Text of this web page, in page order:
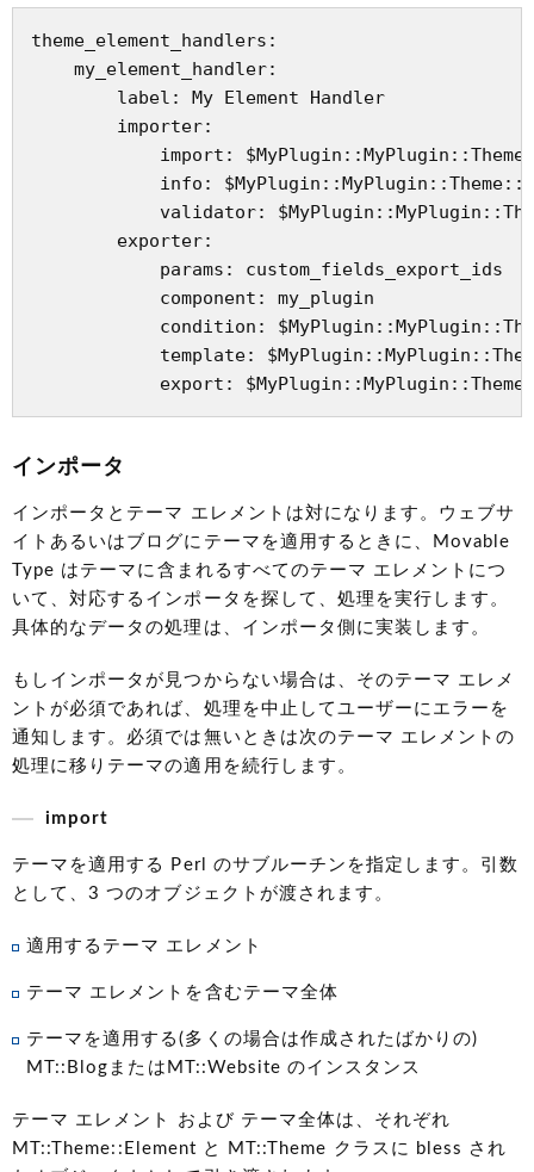
theme_element_handlers:
    my_element_handler:
        label: My Element Handler
        importer:
import:
info:
validator:
        exporter:
            params: custom_fields_export_ids
            component: my_plugin
condition:
template:
インポータ
インポータとテーマ エレメントは対になります。ウェブサ
イトあるいはブログにテーマを適用するときに、Movable
Type はテーマに含まれるすべてのテーマ エレメントにつ
いて、対応するインポータを探して、処理を実行します。
具体的なデータの処理は、インポータ側に実装します。
もしインポータが見つからない場合は、そのテーマ エレメ
ントが必須であれば、処理を中止してユーザーにエラーを
通知します。必須では無いときは次のテーマ エレメントの
処理に移りテーマの適用を続行します。
import
テーマを適用する Perl のサブルーチンを指定します。引数
として、3 つのオブジェクトが渡されます。
適用するテーマ エレメント
テーマ エレメントを含むテーマ全体
テーマを適用する(多くの場合は作成されたばかりの)
MT::BlogまたはMT::Website のインスタンス
テーマ エレメント および テーマ全体は、それぞれ
MT::Theme::Element と MT::Theme クラスに bless され